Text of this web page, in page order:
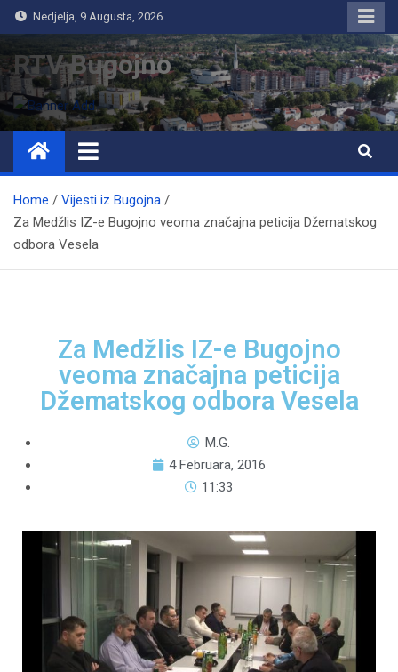
Nedjelja, 9 Augusta, 2026
RTV Bugojno
Home
Vijesti iz Bugojna
Za Medžlis IZ-e Bugojno veoma značajna peticija Džematskog
odbora Vesela
Za Medžlis IZ-e Bugojno
veoma značajna peticija
Džematskog odbora Vesela
M.G.
4 Februara, 2016
11:33